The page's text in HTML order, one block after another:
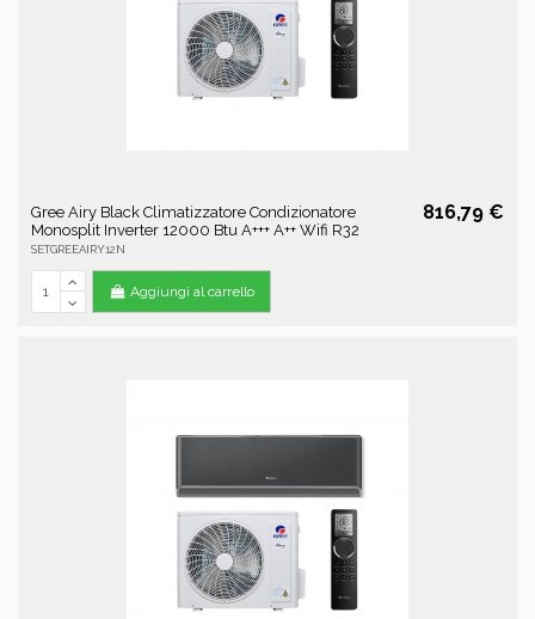
Gree Airy Black Climatizzatore Condizionatore
Monosplit Inverter 12000 Btu A+++ A++ Wifi R32
SETGREEAIRY12N
816,79 €
Aggiungi al carrello